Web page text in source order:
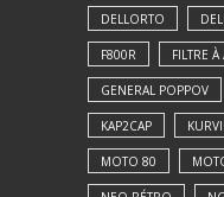
DELLORTO
F800R FILTRE À
GENERAL POPPOV
KAP2CAP
MOTO 80